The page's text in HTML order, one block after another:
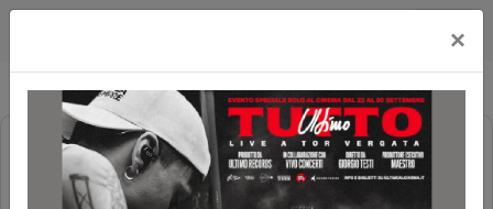
DEMON SLAYER - KIMETSU NO
YAIBA: IL CASTELLO DELL'INFINITO
×